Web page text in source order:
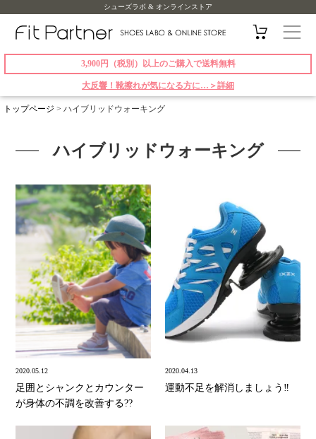
シューズラボ & オンラインストア
3,900円（税別）以上のご購入で送料無料
大反響！靴擦れが気になる方に…＞詳細
トップページ > ハイブリッドウォーキング
ハイブリッドウォーキング
2020.05.12
足囲とシャンクとカウンター
が身体の不調を改善する??
2020.04.13
運動不足を解消しましょう‼